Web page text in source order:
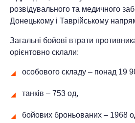
розвідувального та медичного
Донецькому і Таврійському
Загальні бойові втрати
орієнтовно склали:
особового складу ‒ понад 19
танків ‒ 753 од,
бойових броньованих ‒ 1968